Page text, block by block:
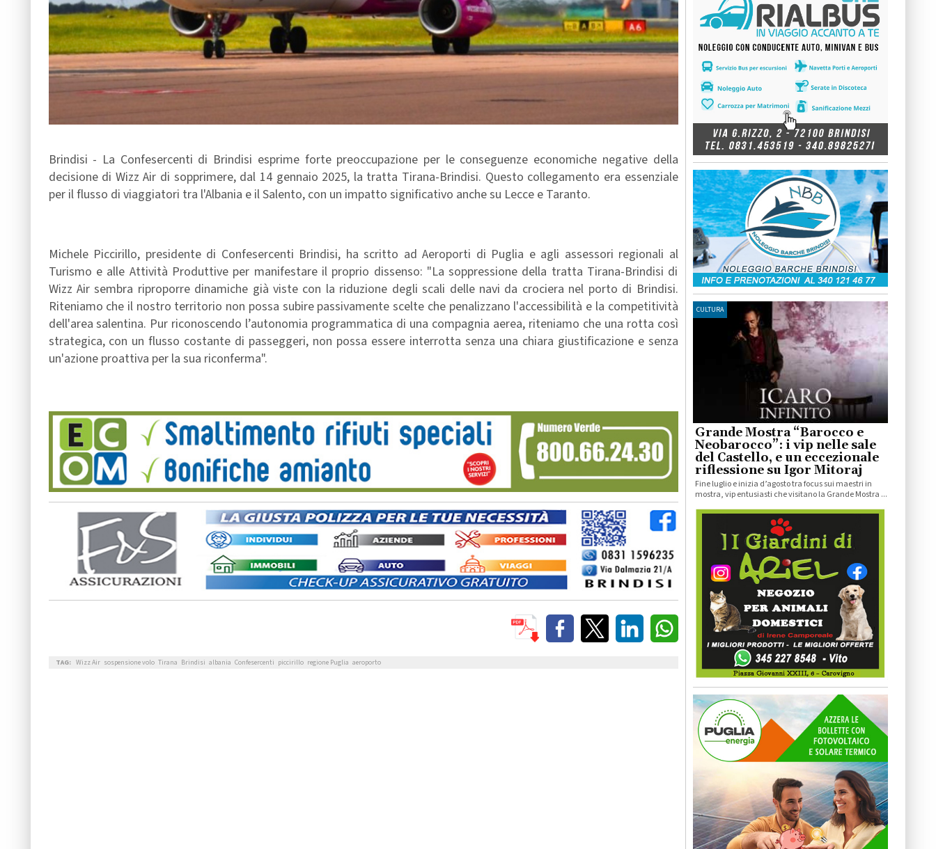
Brindisi - La Confesercenti di Brindisi esprime forte preoccupazione per le conseguenze economiche negative della
decisione di Wizz Air di sopprimere, dal 14 gennaio 2025, la tratta Tirana-Brindisi. Questo collegamento era essenziale
per il flusso di viaggiatori tra l'Albania e il Salento, con un impatto significativo anche su Lecce e Taranto.
Michele Piccirillo, presidente di Confesercenti Brindisi, ha scritto ad Aeroporti di Puglia e agli assessori regionali al
Turismo e alle Attività Produttive per manifestare il proprio dissenso: "La soppressione della tratta Tirana-Brindisi di
Wizz Air sembra riproporre dinamiche già viste con la riduzione degli scali delle navi da crociera nel porto di Brindisi.
Riteniamo che il nostro territorio non possa subire passivamente scelte che penalizzano l'accessibilità e la competitività
dell'area salentina. Pur riconoscendo l’autonomia programmatica di una compagnia aerea, riteniamo che una rotta così
strategica, con un flusso costante di passeggeri, non possa essere interrotta senza una chiara giustificazione e senza
un'azione proattiva per la sua riconferma".
TAG: Wizz Air sospensione volo Tirana Brindisi albania Confesercenti piccirillo regione Puglia aeroporto
CULTURA
Grande Mostra “Barocco e
Neobarocco”: i vip nelle sale
del Castello, e un eccezionale
riflessione su Igor Mitoraj
Fine luglio e inizia d’agosto tra focus sui maestri in
mostra, vip entusiasti che visitano la Grande Mostra ...